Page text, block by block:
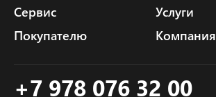
Сервис
Услуги
Покупателю
Компания
+7 978 076 32 00